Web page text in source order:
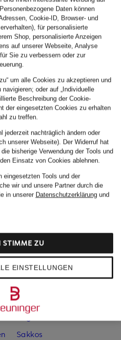
Slim Fit
65
CHF 90
Marc O'Polo
Leinenhemd
Fit
Ursprünglich:CHF 129
Lederjacken für Herren
Leinenhosen für Herren
Leinenkleider
Maxikleider
Regenmäntel für Damen
Sakkos
Daten können
Cookie-ID, Browser- und
für personalisierte
Shop, personalisierte Anzeigen
auf unserer Webseite, Analyse
Sie zu verbessern oder zur
um alle Cookies zu akzeptieren und
oder auf „Individuelle
Beschreibung der Cookie-
der eingesetzten Cookies zu erhalten
zu treffen.
jederzeit nachträglich ändern oder
unserer Webseite). Der Widerruf hat
bisherige Verwendung der Tools und
Einsatz von Cookies ablehnen.
eingesetzten Tools und der
wir und unsere Partner durch die
in unserer Datenschutzerklärungund
EINSTELLUNGEN
STIMME ZU